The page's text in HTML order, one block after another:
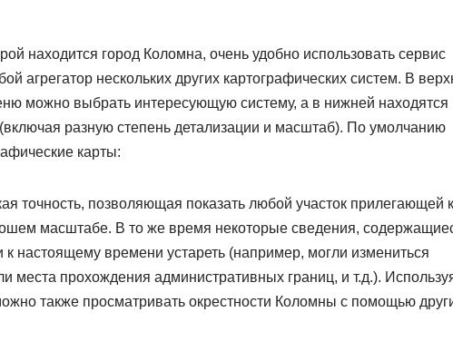
находится город Коломна, очень удобно использовать сервис
агрегатор нескольких других картографических систем. В
можно выбрать интересующую систему, а в нижней находятся
разную степень детализации и масштаб). По умолчанию
карты:
точность, позволяющая показать любой участок прилегающей к
масштабе. В то же время некоторые сведения,
к настоящему времени устареть (например, могли измениться
места прохождения административных границ, и т.д.).
также просматривать окрестности Коломны с помощью